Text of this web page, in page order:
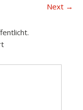
Next →